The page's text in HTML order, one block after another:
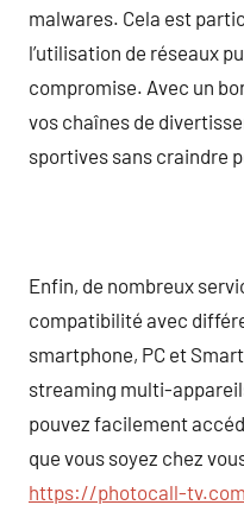
malwares. Cela est
l’utilisation de réseaux
compromise. Avec un
vos chaînes de
sportives sans craindre
Enfin, de nombreux
compatibilité avec
smartphone, PC et
streaming multi-
pouvez facilement
que vous soyez chez
https://photocall-tv.com